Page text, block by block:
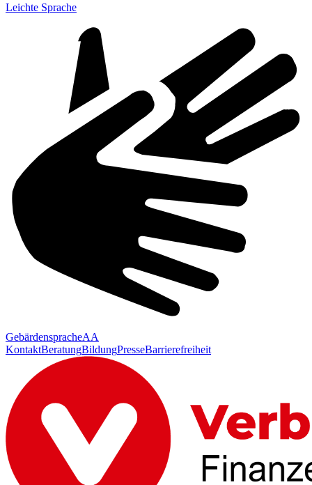
Leichte Sprache
GebärdenspracheAA
KontaktBeratungBildungPresseBarrierefreiheit